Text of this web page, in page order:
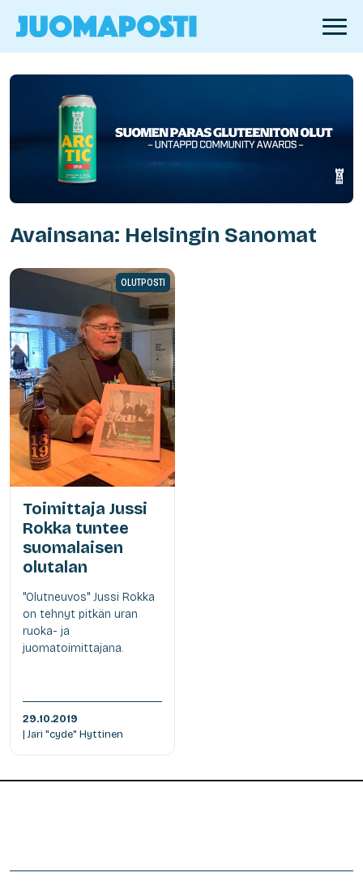
Avainsana: Helsingin Sanomat
OLUTPOSTI
Toimittaja Jussi
Rokka tuntee
suomalaisen
olutalan
"Olutneuvos" Jussi Rokka
on tehnyt pitkän uran
ruoka- ja
juomatoimittajana.
29.10.2019
| Jari "cyde" Hyttinen